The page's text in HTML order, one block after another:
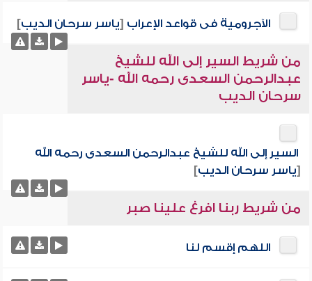
الآجرومية فى قواعد الإعراب [ياسر سرحان الديب]
من شريط السير إلى الله للشيخ
عبدالرحمن السعدى رحمه الله -ياسر
سرحان الديب
السير إلى الله للشيخ عبدالرحمن السعدى رحمه الله
[ياسر سرحان الديب]
من شريط ربنا افرغ علينا صبر
اللهم إقسم لنا